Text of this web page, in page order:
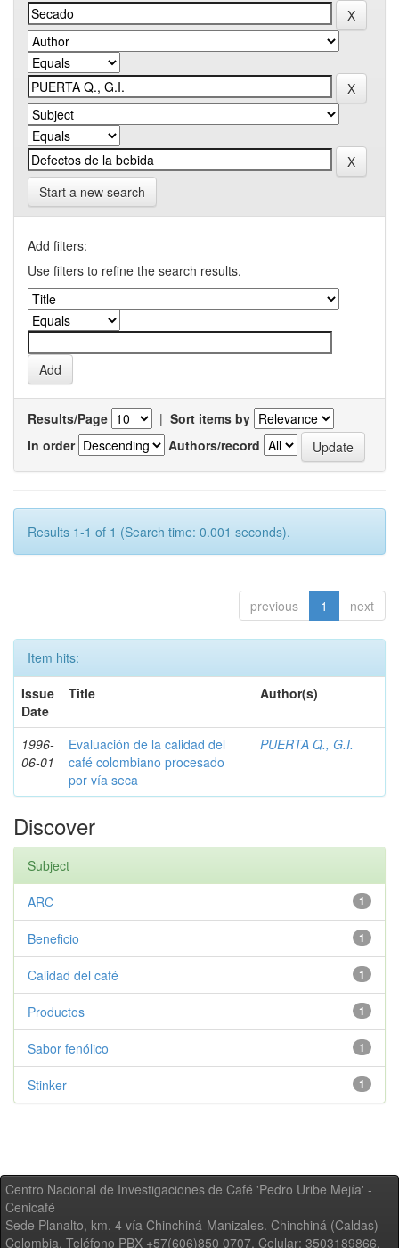
Start a new search
Add filters:
Use filters to refine the search results.
Results/Page | Sort items by
In order
Authors/record
Results 1-1 of 1 (Search time: 0.001 seconds).
previous 1 next
Item hits:
Issue
Date
Title Author(s)
1996-
06-01
Evaluación de la calidad del
café colombiano procesado
por vía seca
PUERTA Q., G.I.
Discover
Subject
1
ARC
1
Beneficio
1
Calidad del café
1
Productos
1
Sabor fenólico
1
Stinker
Centro Nacional de Investigaciones de Café 'Pedro Uribe Mejía' -
Cenicafé
Sede Planalto, km. 4 vía Chinchiná-Manizales. Chinchiná (Caldas) -
Colombia, Teléfono PBX +57(606)850 0707, Celular: 3503189866,